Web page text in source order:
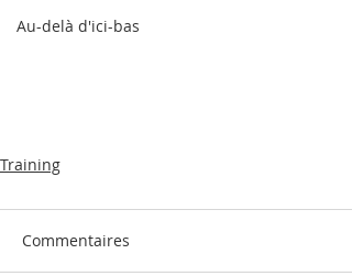
Au-delà d'ici-bas
Training
Commentaires